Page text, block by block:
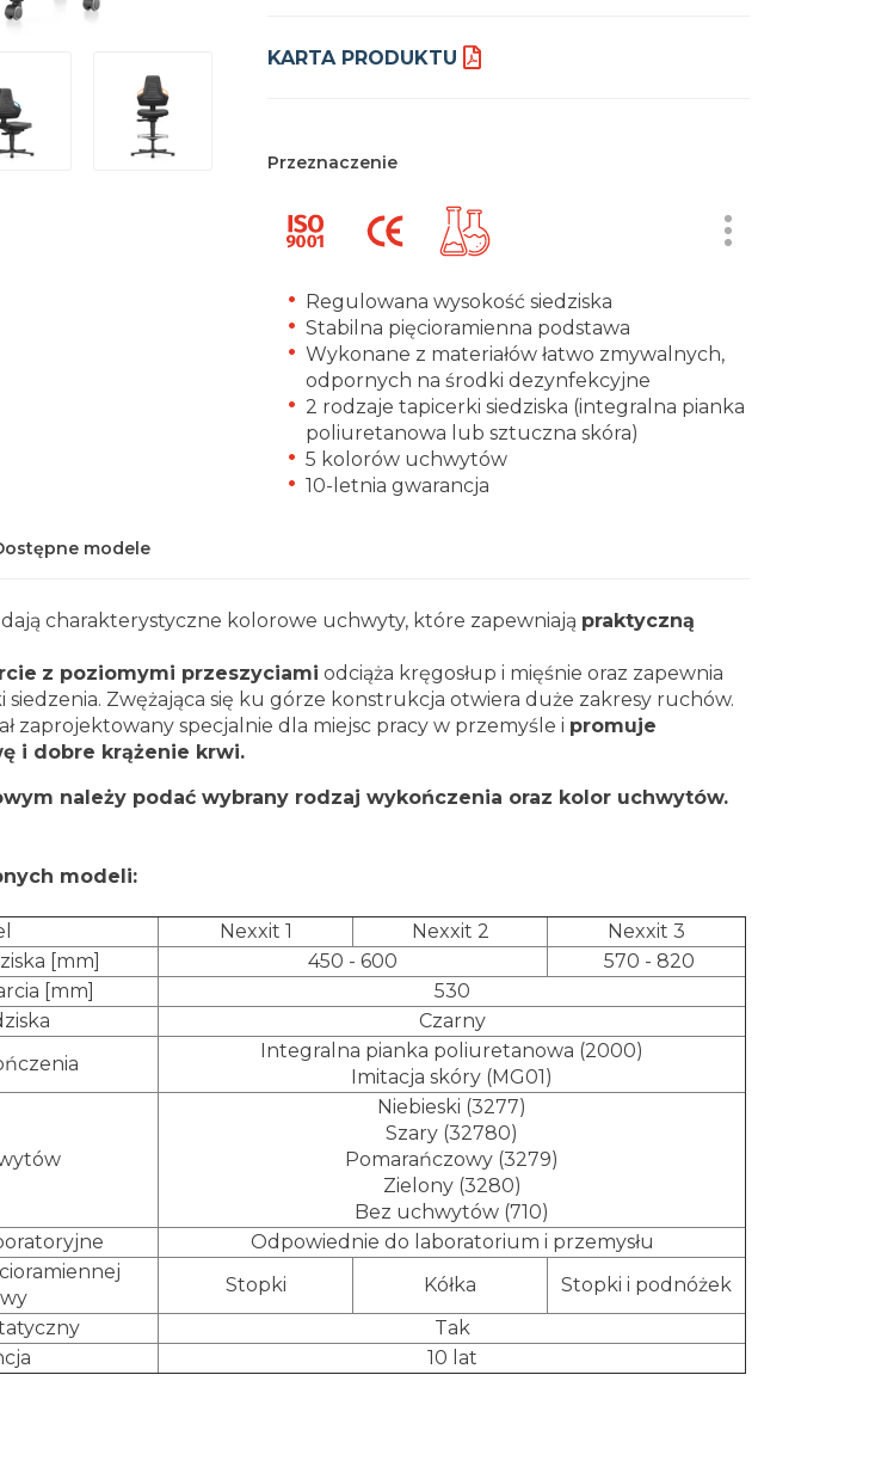
KARTA PRODUKTU
Przeznaczenie
Regulowana wysokość siedziska
Stabilna pięcioramienna podstawa
Wykonane z materiałów łatwo zmywalnych,
odpornych na środki dezynfekcyjne
2 rodzaje tapicerki siedziska (integralna pianka
poliuretanowa lub sztuczna skóra)
5 kolorów uchwytów
10-letnia gwarancja
modele
charakterystyczne kolorowe uchwyty, które zapewniają praktyczną
z poziomymi przeszyciami odciąża kręgosłup i mięśnie oraz zapewnia
Zwężająca się ku górze konstrukcja otwiera duże zakresy ruchów.
zaprojektowany specjalnie dla miejsc pracy w przemyśle i promuje
i dobre krążenie krwi.
należy podać wybrany rodzaj wykończenia oraz kolor uchwytów.
modeli:
Nexxit 1 Nexxit 2
Nexxit 3
[mm]
450 - 600
570 - 820
[mm]
530
Czarny
Integralna pianka poliuretanowa (2000)
Imitacja skóry (MG01)
Niebieski (3277)
Szary (32780)
Pomarańczowy (3279)
Zielony (3280)
Bez uchwytów (710)
Odpowiednie do laboratorium i przemysłu
Stopki Kółka
Stopki i podnóżek
Tak
10 lat